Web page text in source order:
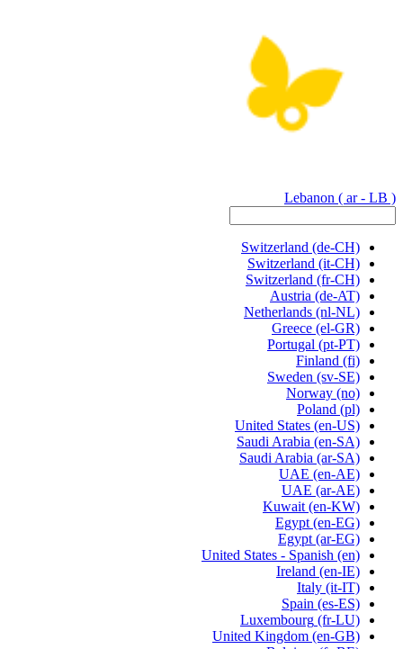
Lebanon ( ar - LB )
Switzerland (de-CH)
Switzerland (it-CH)
Switzerland (fr-CH)
Austria (de-AT)
Netherlands (nl-NL)
Greece (el-GR)
Portugal (pt-PT)
Finland (fi)
Sweden (sv-SE)
Norway (no)
Poland (pl)
United States (en-US)
Saudi Arabia (en-SA)
Saudi Arabia (ar-SA)
UAE (en-AE)
UAE (ar-AE)
Kuwait (en-KW)
Egypt (en-EG)
Egypt (ar-EG)
United States - Spanish (en)
Ireland (en-IE)
Italy (it-IT)
Spain (es-ES)
Luxembourg (fr-LU)
United Kingdom (en-GB)